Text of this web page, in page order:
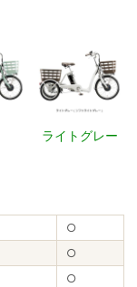
ライトグレー
○
○
○